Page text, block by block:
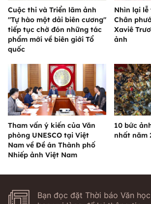
Cuộc thi và Triển lãm ảnh
"Tự hào một dải biên cương"
tiếp tục chờ đón những tác
phẩm mới về biên giới Tổ
quốc
Nhìn lại
Chân
Xaviê
ảnh
Tham vấn ý kiến của Văn
phòng UNESCO tại Việt
Nam về Đề án Thành phố
Nhiếp ảnh Việt Nam
10 bức
nhất năm
Bạn đọc đặt Thời báo Văn